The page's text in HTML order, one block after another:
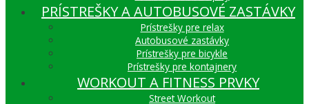
PRÍSTREŠKY A AUTOBUSOVÉ ZASTÁVKY
Prístrešky pre relax
Autobusové zastávky
Prístrešky pre bicykle
Prístrešky pre kontajnery
WORKOUT A FITNESS PRVKY
Street Workout